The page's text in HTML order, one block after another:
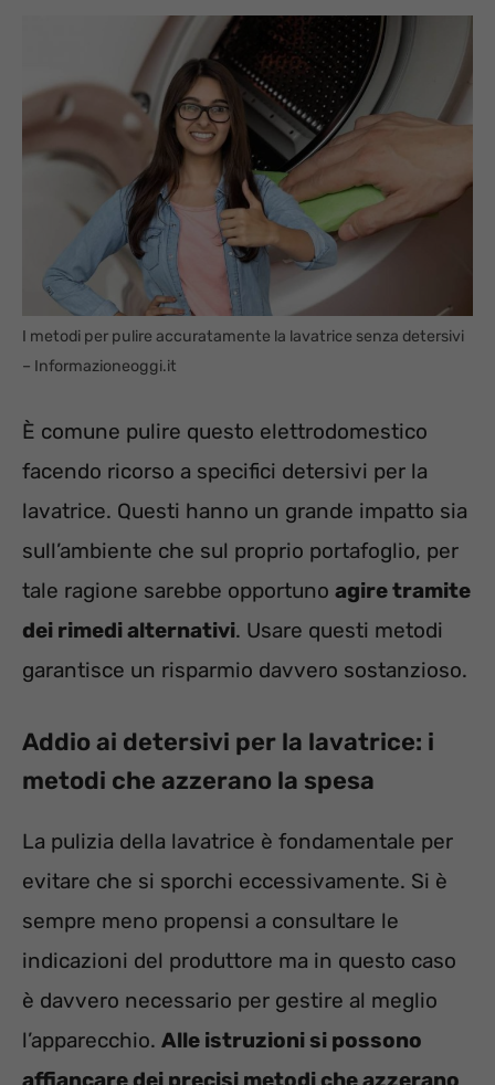
I metodi per pulire accuratamente la lavatrice senza detersivi
– Informazioneoggi.it
È comune pulire questo elettrodomestico
facendo ricorso a specifici detersivi per la
lavatrice. Questi hanno un grande impatto sia
sull’ambiente che sul proprio portafoglio, per
tale ragione sarebbe opportuno agire tramite
dei rimedi alternativi. Usare questi metodi
garantisce un risparmio davvero sostanzioso.
Addio ai detersivi per la lavatrice: i
metodi che azzerano la spesa
La pulizia della lavatrice è fondamentale per
evitare che si sporchi eccessivamente. Si è
sempre meno propensi a consultare le
indicazioni del produttore ma in questo caso
è davvero necessario per gestire al meglio
l’apparecchio. Alle istruzioni si possono
affiancare dei precisi metodi che azzerano